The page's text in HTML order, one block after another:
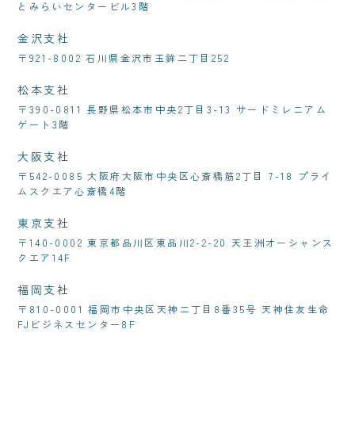
とみらいセンタービル3階
金沢支社
〒921-8002 石川県金沢市玉鉾二丁目252
松本支社
〒390-0811 長野県松本市中央2丁目3-13 サードミレニアム
ゲート3階
大阪支社
〒542-0085 大阪府大阪市中央区心斎橋筋2丁目 7-18 プライ
ムスクエア心斎橋4階
東京支社
〒140-0002 東京都品川区東品川2-2-20 天王洲オーシャンス
クエア14F
福岡支社
〒810-0001 福岡市中央区天神二丁目8番35号 天神住友生命
FJビジネスセンター8F